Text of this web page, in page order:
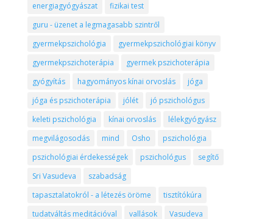
energiagyógyászat
fizikai test
guru - üzenet a legmagasabb szintről
gyermekpszichológia
gyermekpszichológiai könyv
gyermekpszichoterápia
gyermek pszichoterápia
gyógyítás
hagyományos kínai orvoslás
jóga
jóga és pszichoterápia
jólét
jó pszichológus
keleti pszichológia
kínai orvoslás
lélekgyógyász
megvilágosodás
mind Osho
pszichológia
pszichológiai érdekességek
pszichológus
segítő
Sri Vasudeva
szabadság
tapasztalatokról - a létezés öröme
tisztítókúra
tudatváltás meditációval
vallások
Vasudeva